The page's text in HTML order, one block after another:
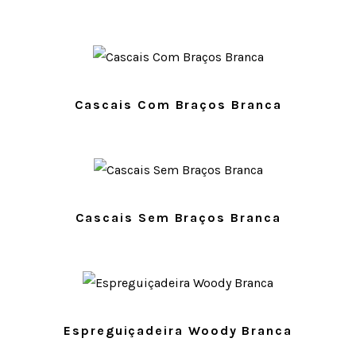
Cascais Com Braços Branca
Cascais Sem Braços Branca
Espreguiçadeira Woody Branca